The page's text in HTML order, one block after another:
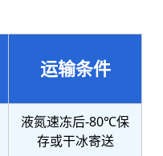
运输条件
液氮速冻后-80℃保
存或干冰寄送